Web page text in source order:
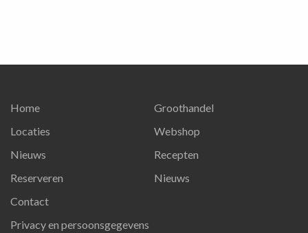
Home
Locaties
Nieuws
Reserveren
Contact
Privacy en persoonsgegevens
Groothandel
Webshop
Recepten
Nieuws